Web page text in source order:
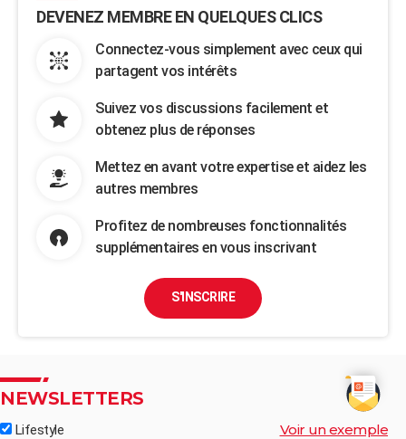
DEVENEZ MEMBRE EN QUELQUES CLICS
Connectez-vous simplement avec ceux qui
partagent vos intérêts
Suivez vos discussions facilement et
obtenez plus de réponses
Mettez en avant votre expertise et aidez les
autres membres
Profitez de nombreuses fonctionnalités
supplémentaires en vous inscrivant
S'INSCRIRE
NEWSLETTERS
Lifestyle Voir un exemple